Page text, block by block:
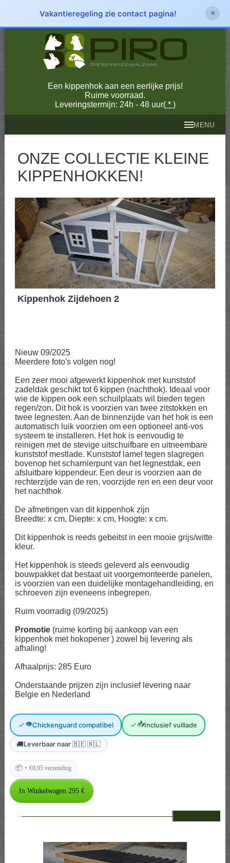
Vakantieregeling zie contact pagina! ×
Een kippenhok aan een eerlijke prijs!
Ruime voorraad.
Leveringstermijn: 24h - 48 uur(* )
MENU
ONZE COLLECTIE KLEINE
KIPPENHOKKEN!
Kippenhok Zijdehoen 2
Nieuw 09/2025
Meerdere foto's volgen nog!
Een zeer mooi afgewerkt kippenhok met kunststof
zadeldak geschikt tot 6 kippen (nachthok). Ideaal voor
wie de kippen ook een schuilplaats wil bieden tegen
regen/zon. Dit hok is voorzien van twee zitstokken en
twee legnesten. Aan de binnenzijde van het hok is een
automatisch luik voorzien om een optioneel anti-vos
systeem te installeren. Het hok is eenvoudig te
reinigen met de stevige uitschuifbare en uitneembare
kunststof mestlade. Kunststof lamel tegen slagregen
bovenop het scharnierpunt van het legnestdak, een
afsluitbare kippendeur. Een deur is voorzien aan de
rechterzijde van de ren, voorzijde ren en een deur voor
het nachthok
De afmetingen van dit kippenhok zijn
Breedte: x cm, Diepte: x cm, Hoogte: x cm.
Dit kippenhok is reeds gebeitst in een mooie grijs/witte
kleur.
Het kippenhok is steeds geleverd als eenvoudig
bouwpakket dat bestaat uit voorgemonteerde panelen,
is voorzien van een duidelijke montagehandleiding, en
schroeven zijn eveneens inbegrepen.
Ruim voorradig (09/2025)
Promotie (ruime korting bij aankoop van een
kippenhok met hokopener ) zowel bij levering als
afhaling!
Afhaalprijs: 285 Euro
Onderstaande prijzen zijn inclusief levering naar
Belgie en Nederland
👁Chickenguard compatibel 📥Inclusief vuillade
🚚Leverbaar naar 🇧🇪 🇳🇱
📦 + €8,95 verzending
--